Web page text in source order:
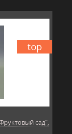
top
сад",